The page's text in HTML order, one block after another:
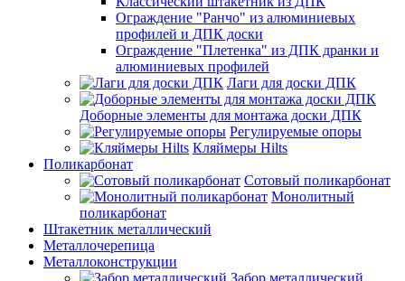
Ограждение "Ранчо" из алюминиевых
профилей и ДПК доски
Ограждение "Плетенка" из ДПК дранки и
алюминиевых профилей
Лаги для доски ДПК
Доборные элементы для монтажа доски ДПК
Регулируемые опоры
Кляймеры Hilts
Поликарбонат
Сотовый поликарбонат
Монолитный
поликарбонат
Штакетник металлический
Металлочерепица
Металлоконструкции
Забор металлический